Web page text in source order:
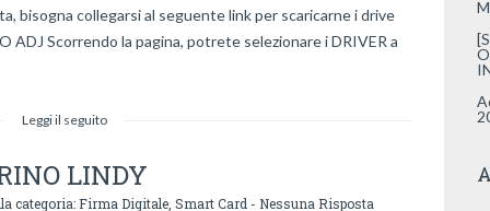
bisogna collegarsi al seguente link per scaricarne i drive
ADJ Scorrendo la pagina, potrete selezionare i DRIVER a
Leggi il seguito
LINDY
categoria: Firma Digitale Smart Card - Nessuna Risposta